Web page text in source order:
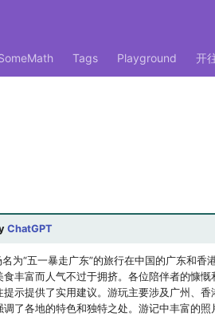
Tags Playground 开
ChatGPT
为“五一暴走广东”的旅行在中国的广东和香
丰富而人气不过于拥挤。各位陪伴者的慷慨
示提供了实用建议。游玩主要涉及广州、
了各地的特色和独特之处。游记中丰富的